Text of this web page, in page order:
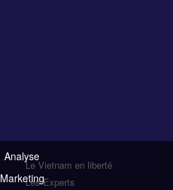
Le Vietnam en liberté
Les Experts
Analyse
Marketing